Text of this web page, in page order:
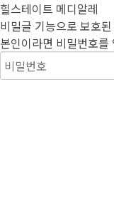
힐스테이트 메디알레
비밀글 기능으로 보호
본인이라면 비밀번호를